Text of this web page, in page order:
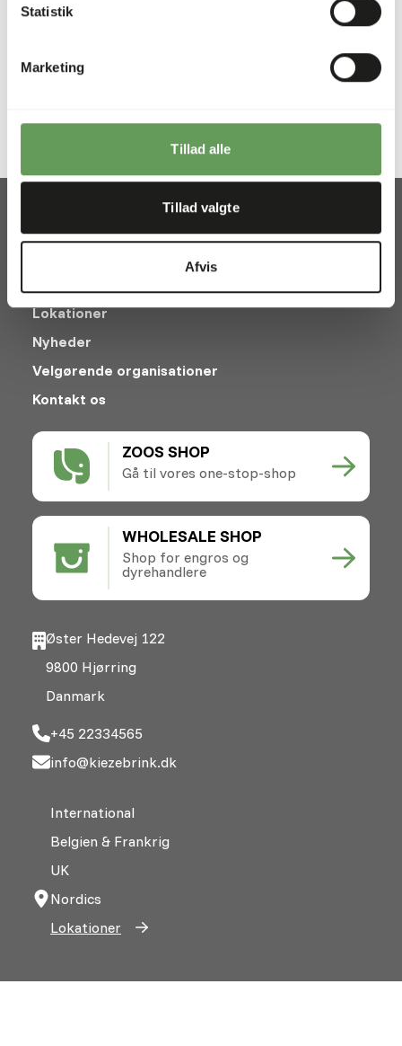
Statistik
Marketing
Tillad alle
Tillad valgte
Afvis
g blister
ZOOS SHOP
Gå til vores one-stop-shop
WHOLESALE SHOP
Shop for engros og
dyrehandlere
Lokationer
Nyheder
Velgørende organisationer
Kontakt os
Øster Hedevej 122
9800 Hjørring
Danmark
+45 22334565
info@kiezebrink.dk
International
Belgien & Frankrig
UK
Nordics
Lokationer